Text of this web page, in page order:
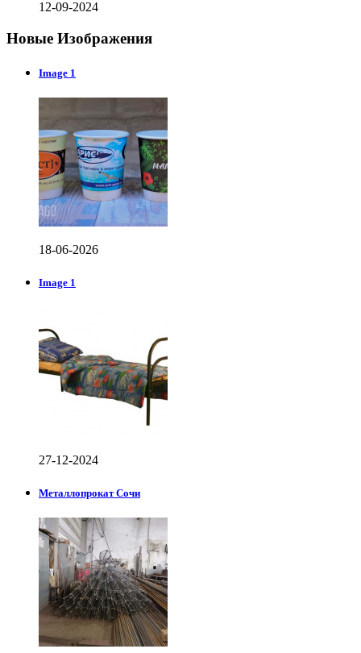
12-09-2024
Новые Изображения
Image 1
18-06-2026
Image 1
27-12-2024
Металлопрокат Сочи